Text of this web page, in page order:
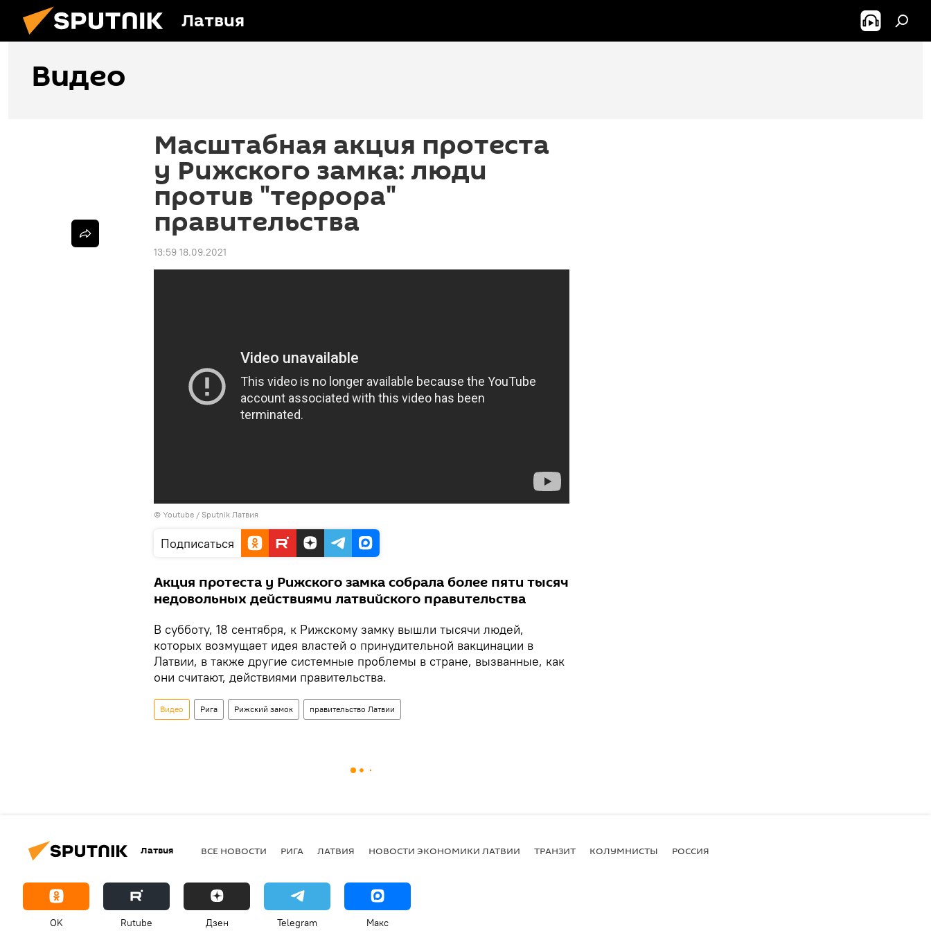
Латвия
Видео
Масштабная акция протеста
у Рижского замка: люди
против "террора"
правительства
13:59 18.09.2021
© Youtube / Sputnik Латвия
Подписаться
Акция протеста у Рижского замка собрала более пяти тысяч
недовольных действиями латвийского правительства
В субботу, 18 сентября, к Рижскому замку вышли тысячи людей,
которых возмущает идея властей о принудительной вакцинации в
Латвии, в также другие системные проблемы в стране, вызванные, как
они считают, действиями правительства.
Видео Рига Рижский замок правительство Латвии
Латвия ВСЕ НОВОСТИ РИГА ЛАТВИЯ НОВОСТИ ЭКОНОМИКИ ЛАТВИИ ТРАНЗИТ КОЛУМНИСТЫ РОССИЯ
OK Rutube Дзен Telegram Макс